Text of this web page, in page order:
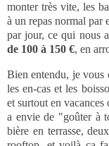
monter très vite, les
à un repas normal par
par jour, ce qui nous
de 100 à 150 €, en
Bien entendu, je
les en-cas et les
et surtout en
a envie de "goûter à
bière en terrasse,